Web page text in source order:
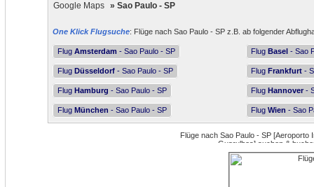
Google Maps » Sao Paulo - SP
One Klick Flugsuche: Flüge nach Sao Paulo - SP z.B. ab folgender
Flug Amsterdam - Sao Paulo - SP Flug Basel - Sao
Flug Düsseldorf - Sao Paulo - SP Flug Frankfurt -
Flug Hamburg - Sao Paulo - SP Flug Hannover -
Flug München - Sao Paulo - SP Flug Wien - Sao